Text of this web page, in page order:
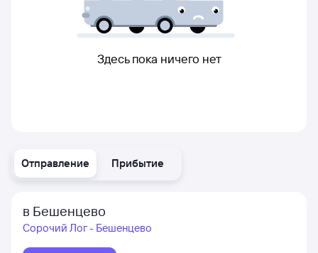
Отправление Прибытие
в Бешенцево
Сорочий Лог - Бешенцево
Здесь пока ничего нет